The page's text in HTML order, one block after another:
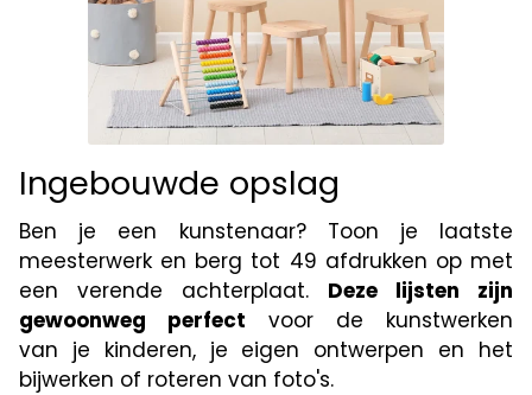
Ingebouwde opslag
Ben je een kunstenaar? Toon je laatste
meesterwerk en berg tot 49 afdrukken op met
een verende achterplaat. Deze lijsten zijn
gewoonweg perfect voor de kunstwerken
van je kinderen, je eigen ontwerpen en het
bijwerken of roteren van foto's.